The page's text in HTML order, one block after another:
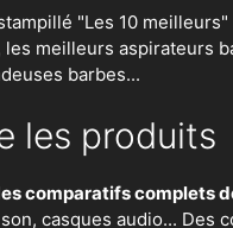
"Les 10
meilleurs aspirateurs
barbes...
les produits
comparatifs complets
casques audio... Des